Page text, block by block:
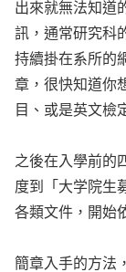
出來就無法知道
訊，通常研究科
持續掛在系所的
章，很快知道你
目、或是英文檢
之後在入學前的
度到「大学院生
各類文件，開始
簡章入手的方法